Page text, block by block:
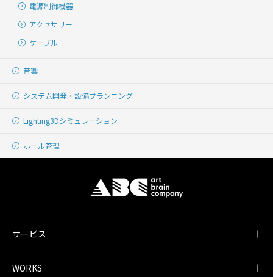
電源制御機器
アクセサリー
ケーブル
音響
システム開発・ 設備プランニング
Lighting3Dシミュレーション
ホール管理
サービス
WORKS